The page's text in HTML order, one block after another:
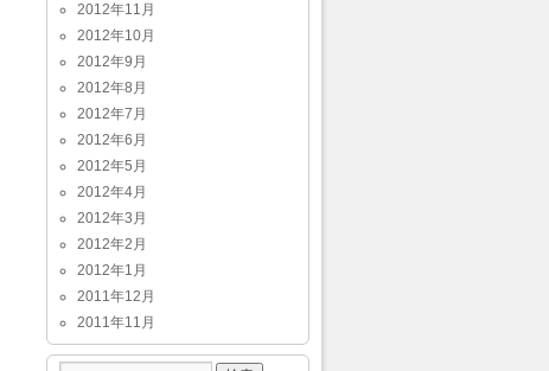
2012年11月
2012年10月
2012年9月
2012年8月
2012年7月
2012年6月
2012年5月
2012年4月
2012年3月
2012年2月
2012年1月
2011年12月
2011年11月